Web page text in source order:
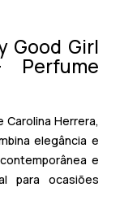
Good Girl
Carolina Herrera,
elegância e
e
para ocasiões